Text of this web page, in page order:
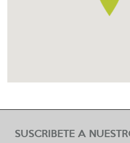
SUSCRIBETE A